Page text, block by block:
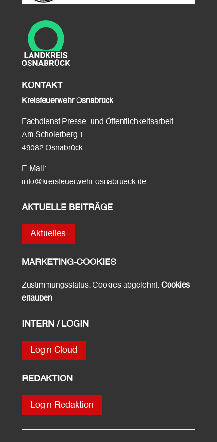
KONTAKT
Kreisfeuerwehr Osnabrück
Fachdienst Presse- und Öffentlichkeitsarbeit
Am Schölerberg 1
49082 Osnabrück
E-Mail:
info@kreisfeuerwehr-osnabrueck.de
AKTUELLE BEITRÄGE
Aktuelles
MARKETING-COOKIES
Zustimmungsstatus: Cookies abgelehnt. Cookies
erlauben
INTERN / LOGIN
Login Cloud
REDAKTION
Login Redaktion